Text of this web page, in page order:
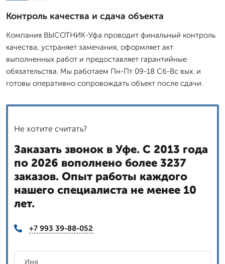
Контроль качества и сдача объекта
Компания ВЫСОТНИК-Уфа проводит финальный контроль
качества, устраняет замечания, оформляет акт
выполненных работ и предоставляет гарантийные
обязательства. Мы работаем Пн-Пт 09-18 Сб-Вс вых. и
готовы оперативно сопровождать объект после сдачи.
Не хотите считать?
Заказать звонок в Уфе. С 2013 года
по 2026 вополнено более 3237
заказов. Опыт работы каждого
нашего специалиста не менее 10
лет.
+7 993 39-88-052